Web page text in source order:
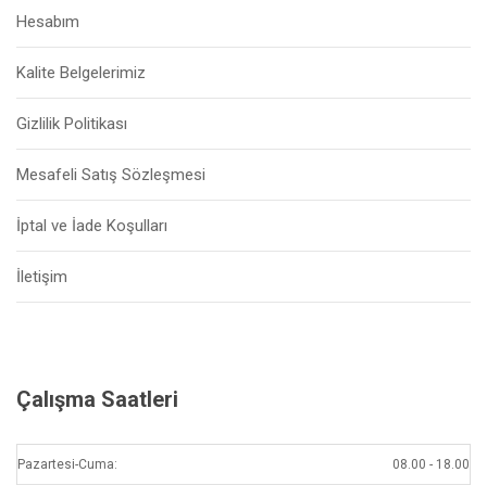
Hesabım
Kalite Belgelerimiz
Gizlilik Politikası
Mesafeli Satış Sözleşmesi
İptal ve İade Koşulları
İletişim
Çalışma Saatleri
Pazartesi-Cuma: 08.00 - 18.00